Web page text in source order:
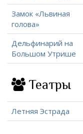
Замок «Львиная
голова»
Дельфинарий на
Большом Утрише
Театры
Летняя Эстрада